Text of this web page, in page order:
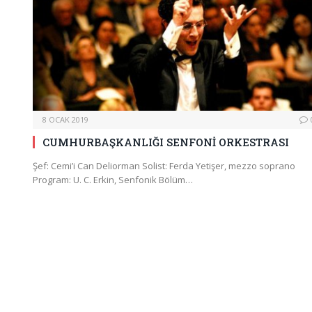
8 OCAK 2019
CUMHURBAŞKANLIĞI SENFONİ ORKESTRASI
Şef: Cemi’i Can Deliorman Solist: Ferda Yetişer, mezzo soprano
Program: U. C. Erkin, Senfonik Bölüm…